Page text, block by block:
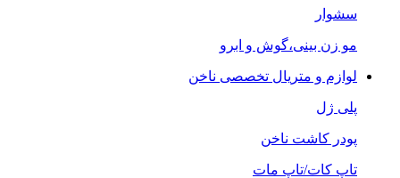
سشوار
مو زن بینی،گوش و ابرو
لوازم و متریال تخصصی ناخن
پلی ژل
پودر کاشت ناخن
تاپ کات/تاپ مات